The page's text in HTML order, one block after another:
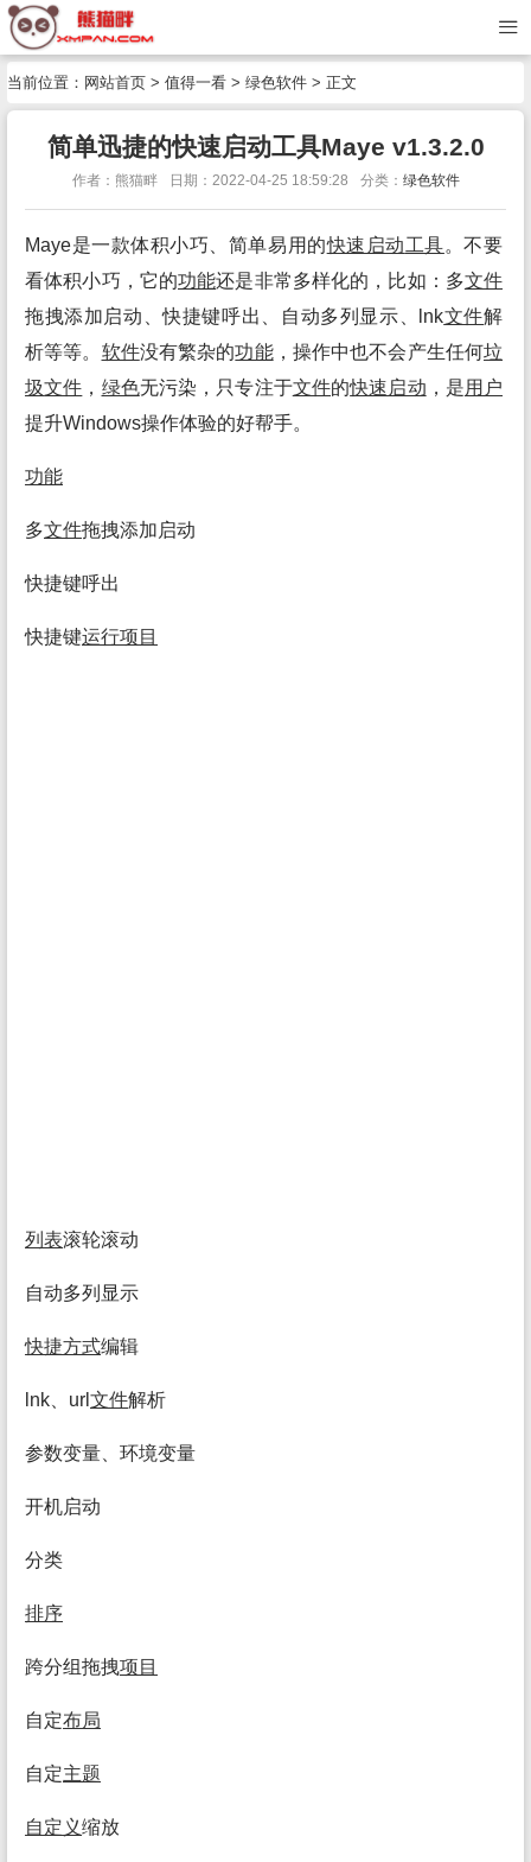
当前位置： 网站首页 > 值得一看 > 绿色软件 > 正文
简单迅捷的快速启动工具Maye v1.3.2.0
作者：熊猫畔 日期：2022-04-25 18:59:28 分类： 绿色软件
Maye是一款体积小巧、简单易用的快速启动工具。不要
看体积小巧，它的功能还是非常多样化的，比如：多文件
拖拽添加启动、快捷键呼出、自动多列显示、lnk文件解
析等等。 软件没有繁杂的功能，操作中也不会产生任何垃
圾文件 ， 绿色无污染，只专注于文件的快速启动 ，是用户
提升Windows操作体验的好帮手。
功能
多文件拖拽添加启动
快捷键呼出
快捷键运行项目
列表滚轮滚动
自动多列显示
快捷方式编辑
lnk、url 文件解析
参数变量、环境变量
开机启动
分类
排序
跨分组拖拽项目
自定布局
自定主题
自定义缩放